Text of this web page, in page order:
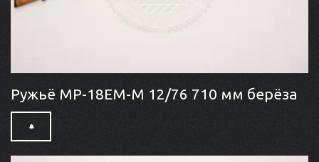
Ружьё МР-18ЕМ-М 12/76 710 мм берёза